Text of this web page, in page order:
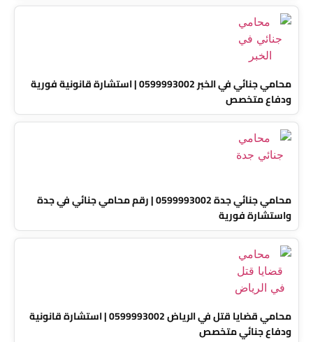
محامي جنائي في الخبر 0599993002 | استشارة قانونية فورية
ودفاع متخصص
محامي جنائي جدة 0599993002 | رقم محامي جنائي في جدة
واستشارة فورية
محامي قضايا قتل في الرياض 0599993002 | استشارة قانونية
ودفاع جنائي متخصص